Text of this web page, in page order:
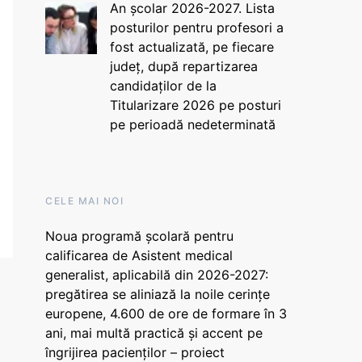
An școlar 2026-2027. Lista
posturilor pentru profesori a
fost actualizată, pe fiecare
județ, după repartizarea
candidaților de la
Titularizare 2026 pe posturi
pe perioadă nedeterminată
CELE MAI NOI
Noua programă școlară pentru
calificarea de Asistent medical
generalist, aplicabilă din 2026-2027:
pregătirea se aliniază la noile cerințe
europene, 4.600 de ore de formare în 3
ani, mai multă practică și accent pe
îngrijirea pacienților – proiect